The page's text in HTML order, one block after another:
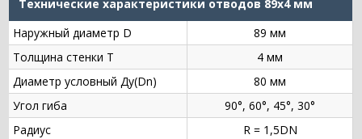
Технические характеристики отводов 89х4 мм
Наружный диаметр D
89 мм
Толщина стенки Т
4 мм
Диаметр условный Ду(Dn)
80 мм
Угол гиба
90°, 60°, 45°, 30°
Радиус
R = 1,5DN